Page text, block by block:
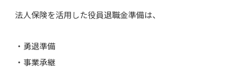
法人保険を活用した役員退職金準備は、
・勇退準備
・事業承継